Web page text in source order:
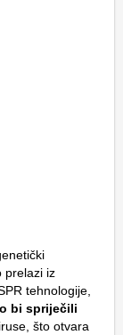
prelazi iz
tehnologije,
bi spriječili
što otvara